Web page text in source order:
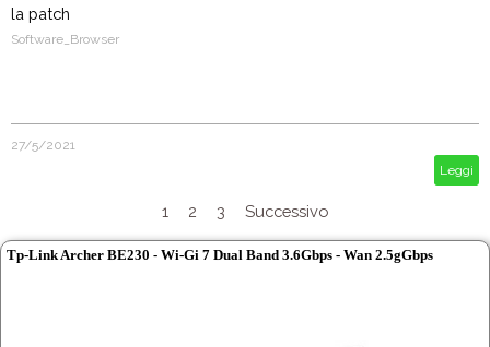
la patch
Software_Browser
27/5/2021
Leggi
1 2 3 Successivo
Tp-Link Archer BE230 - Wi-Gi 7 Dual Band 3.6Gbps - Wan 2.5gGbps